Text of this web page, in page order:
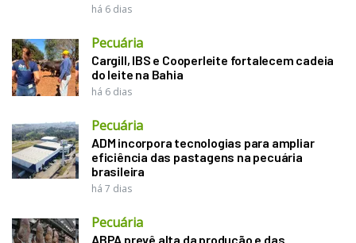
há 6 dias
Pecuária
Cargill, IBS e Cooperleite fortalecem cadeia
do leite na Bahia
há 6 dias
Pecuária
ADM incorpora tecnologias para ampliar
eficiência das pastagens na pecuária
brasileira
há 7 dias
Pecuária
ABPA prevê alta da produção e das